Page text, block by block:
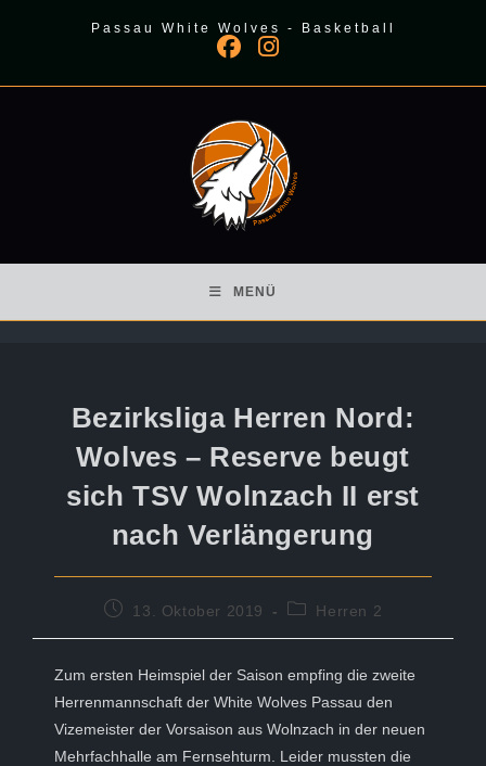
Passau White Wolves - Basketball
MENÜ
Bezirksliga Herren Nord:
Wolves – Reserve beugt
sich TSV Wolnzach II erst
nach Verlängerung
Beitrag13. Oktober 2019
Beitrags-
Herren 2
Zum ersten Heimspiel der Saison empfing die zweite
Herrenmannschaft der White Wolves Passau den
Vizemeister der Vorsaison aus Wolnzach in der neuen
Mehrfachhalle am Fernsehturm. Leider mussten die